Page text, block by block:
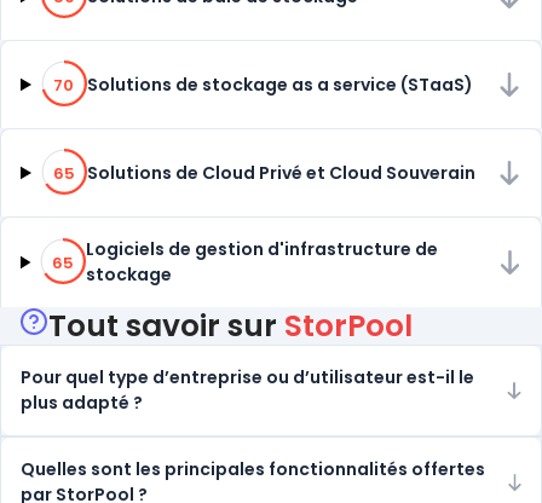
70% de compatibilité
70 Solutions de stockage as a service (STaaS)
65% de compatibilité
65 Solutions de Cloud Privé et Cloud Souverain
65% de compatibilité
65
Logiciels de gestion d'infrastructure de
stockage
Tout savoir sur StorPool
Pour quel type d’entreprise ou d’utilisateur est-il le
plus adapté ?
Quelles sont les principales fonctionnalités offertes
par StorPool ?